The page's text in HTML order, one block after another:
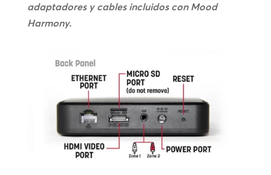
adaptadores y cables incluidos con Mood
Harmony.